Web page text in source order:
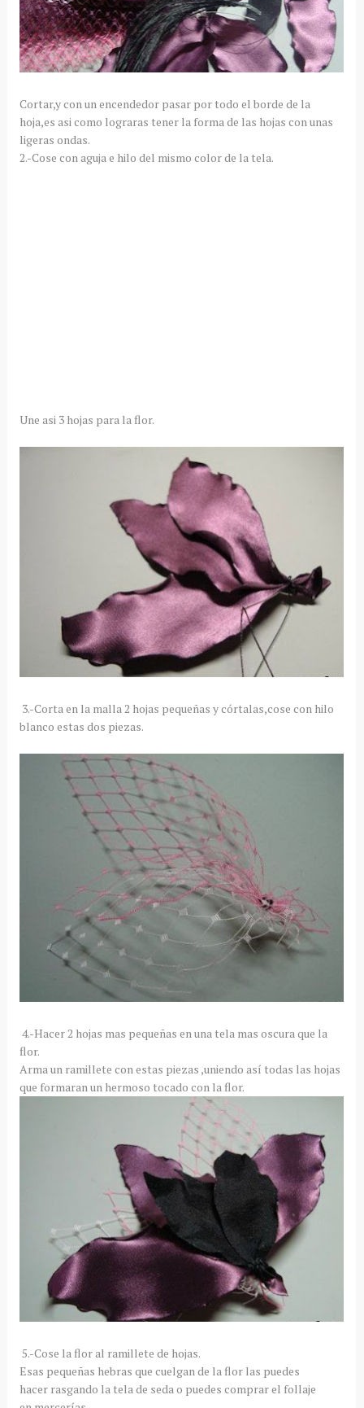
Cortar,y con un encendedor pasar por todo el borde de la
hoja,es asi como lograras tener la forma de las hojas con unas
ligeras ondas.
2.-Cose con aguja e hilo del mismo color de la tela.
Une asi 3 hojas para la flor.
3.-Corta en la malla 2 hojas pequeñas y córtalas,cose con hilo
blanco estas dos piezas.
4.-Hacer 2 hojas mas pequeñas en una tela mas oscura que la
flor.
Arma un ramillete con estas piezas ,uniendo así todas las hojas
que formaran un hermoso tocado con la flor.
5.-Cose la flor al ramillete de hojas.
Esas pequeñas hebras que cuelgan de la flor las puedes
hacer rasgando la tela de seda o puedes comprar el follaje